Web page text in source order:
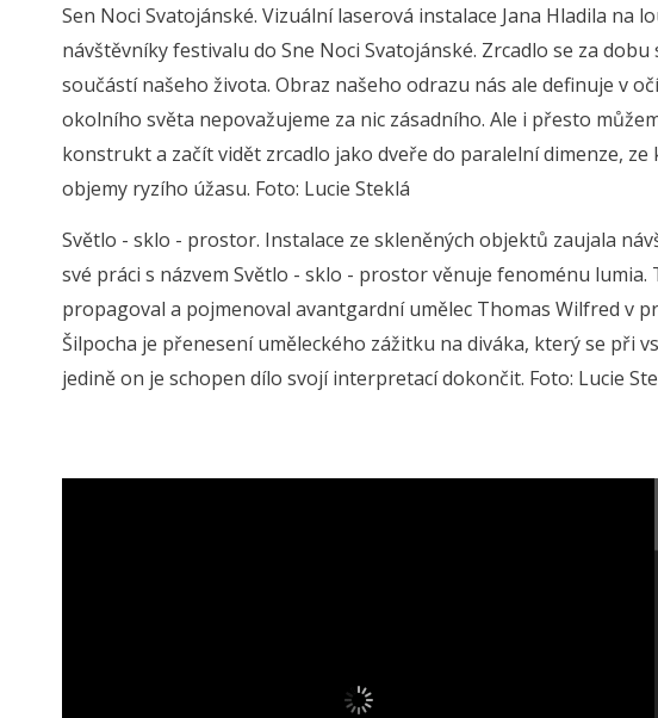
Sen Noci Svatojánské. Vizuální laserová instalace Jana Hladila na
návštěvníky festivalu do Sne Noci Svatojánské. Zrcadlo se za
součástí našeho života. Obraz našeho odrazu nás ale definuje v
okolního světa nepovažujeme za nic zásadního. Ale i přesto
konstrukt a začít vidět zrcadlo jako dveře do paralelní dimenze,
objemy ryzího úžasu. Foto: Lucie Steklá
Světlo - sklo - prostor. Instalace ze skleněných objektů zaujala
své práci s názvem Světlo - sklo - prostor věnuje fenoménu
propagoval a pojmenoval avantgardní umělec Thomas Wilfred v
Šilpocha je přenesení uměleckého zážitku na diváka, který se při
jedině on je schopen dílo svojí interpretací dokončit. Foto: Lucie